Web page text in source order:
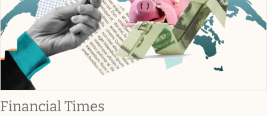
Financial Timesabre en nueva pestaña